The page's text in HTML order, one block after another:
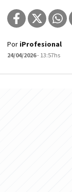
Por iProfesional
24/04/2026- 13:57hs